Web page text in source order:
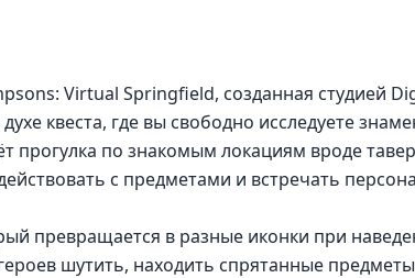
Virtual Springfield, созданная студией
квеста, где вы свободно исследуете
прогулка по знакомым локациям вроде
с предметами и встречать
превращается в разные иконки при
шутить, находить спрятанные